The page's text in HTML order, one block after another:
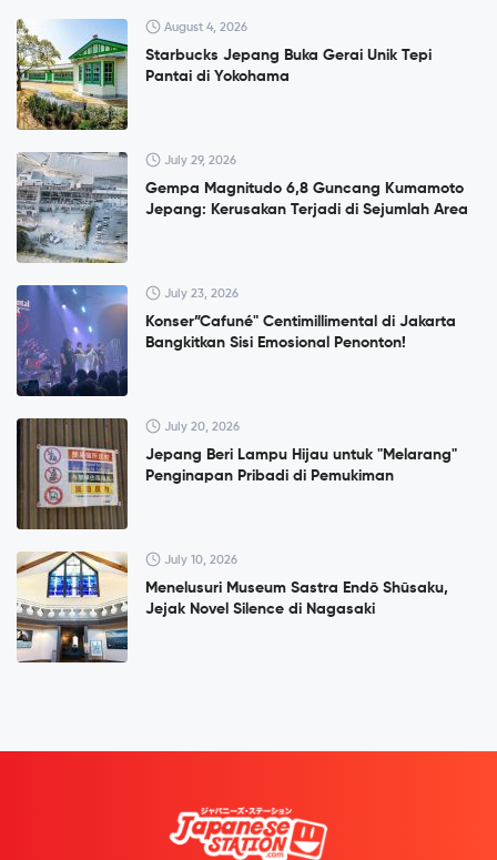
August 4, 2026
Starbucks Jepang Buka Gerai Unik Tepi
Pantai di Yokohama
July 29, 2026
Gempa Magnitudo 6,8 Guncang Kumamoto
Jepang: Kerusakan Terjadi di Sejumlah Area
July 23, 2026
Konser”Cafuné" Centimillimental di Jakarta
Bangkitkan Sisi Emosional Penonton!
July 20, 2026
Jepang Beri Lampu Hijau untuk "Melarang"
Penginapan Pribadi di Pemukiman
July 10, 2026
Menelusuri Museum Sastra Endō Shūsaku,
Jejak Novel Silence di Nagasaki